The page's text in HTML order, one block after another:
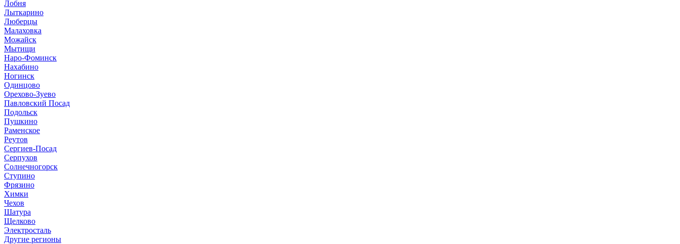
Лобня
Лыткарино
Люберцы
Малаховка
Можайск
Мытищи
Наро-Фоминск
Нахабино
Ногинск
Одинцово
Орехово-Зуево
Павловский Посад
Подольск
Пушкино
Раменское
Реутов
Сергиев-Посад
Серпухов
Солнечногорск
Ступино
Фрязино
Химки
Чехов
Шатура
Щелково
Электросталь
Другие регионы